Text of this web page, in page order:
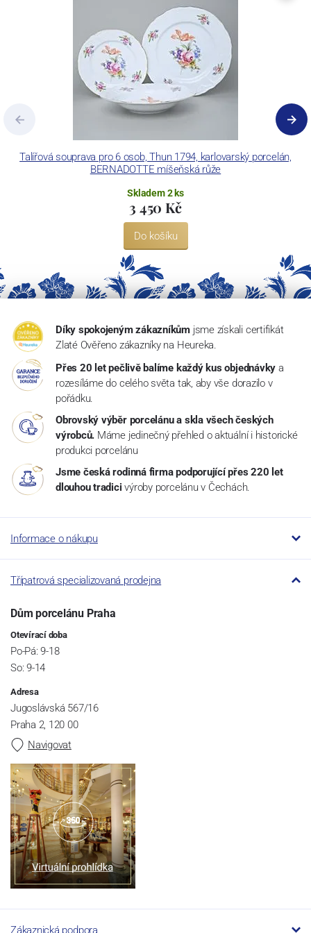
Concordia Lesov používá ochrannou známku LC a Thun Hotel &
Talířová souprava pro 6 osob, Thun 1794, karlovarský porcelán,
BERNADOTTE míšeňská růže
Skladem 2 ks
3 450 Kč
Do košíku
Díky spokojeným zákazníkům jsme získali certifikát
Zlaté Ověřeno zákazníky na Heureka.
Přes 20 let pečlivě balíme každý kus objednávky a
rozesíláme do celého světa tak, aby vše dorazilo v
pořádku.
Obrovský výběr porcelánu a skla všech českých
výrobců. Máme jedinečný přehled o aktuální i historické
produkci porcelánu
Jsme česká rodinná firma podporující přes 220 let
dlouhou tradici výroby porcelánu v Čechách.
Informace o nákupu
Třípatrová specializovaná prodejna
Dům porcelánu Praha
Otevírací doba
Po-Pá: 9-18
So: 9-14
Adresa
Jugoslávská 567/16
Praha 2, 120 00
Navigovat
Zákaznická podpora